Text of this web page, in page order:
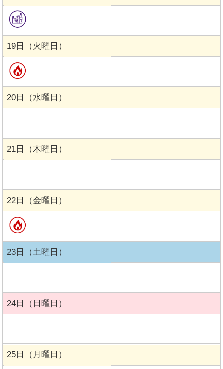
19日（火曜日）
20日（水曜日）
21日（木曜日）
22日（金曜日）
23日（土曜日）
24日（日曜日）
25日（月曜日）